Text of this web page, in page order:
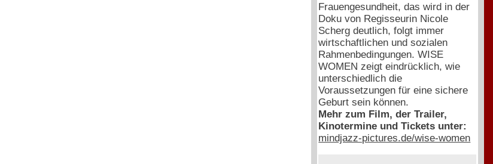
Frauengesundheit, das wird in der
Doku von Regisseurin Nicole
Scherg deutlich, folgt immer
wirtschaftlichen und sozialen
Rahmenbedingungen. WISE
WOMEN zeigt eindrücklich, wie
unterschiedlich die
Voraussetzungen für eine sichere
Geburt sein können.
Mehr zum Film, der Trailer,
Kinotermine und Tickets unter:
mindjazz-pictures.de/wise-women